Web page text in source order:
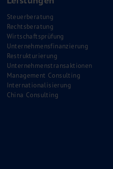
Steuerberatung
Rechtsberatung
Wirtschaftsprüfung
Unternehmensfinanzierung
Restrukturierung
Unternehmenstransaktionen
Management Consulting
Internationalisierung
China Consulting